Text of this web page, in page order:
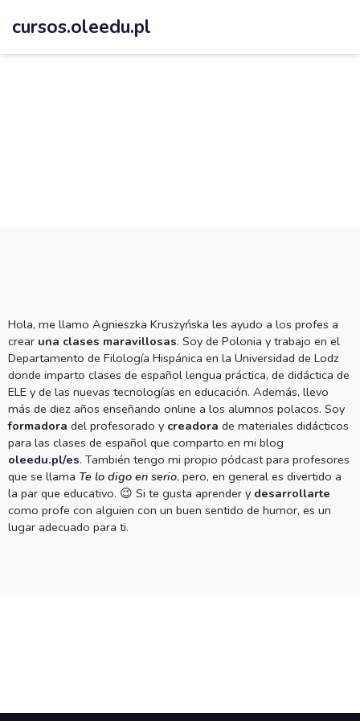
cursos.oleedu.pl
Hola, me llamo Agnieszka Kruszyńska les ayudo a los profes a
crear una clases maravillosas. Soy de Polonia y trabajo en el
Departamento de Filología Hispánica en la Universidad de Lodz
donde imparto clases de español lengua práctica, de didáctica de
ELE y de las nuevas tecnologías en educación. Además, llevo
formadora del profesorado y creadora de materiales didácticos
oleedu.pl/es. También tengo mi propio pódcast para profesores
que se llama Te lo digo en serio, pero, en general es divertido a
la par que educativo. 😉 Si te gusta aprender y desarrollarte
como profe con alguien con un buen sentido de humor, es un
lugar adecuado para ti.
livecasinohouse